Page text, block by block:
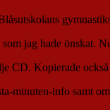
jag hade önskat.
CD. Kopierade
minuten-info samt